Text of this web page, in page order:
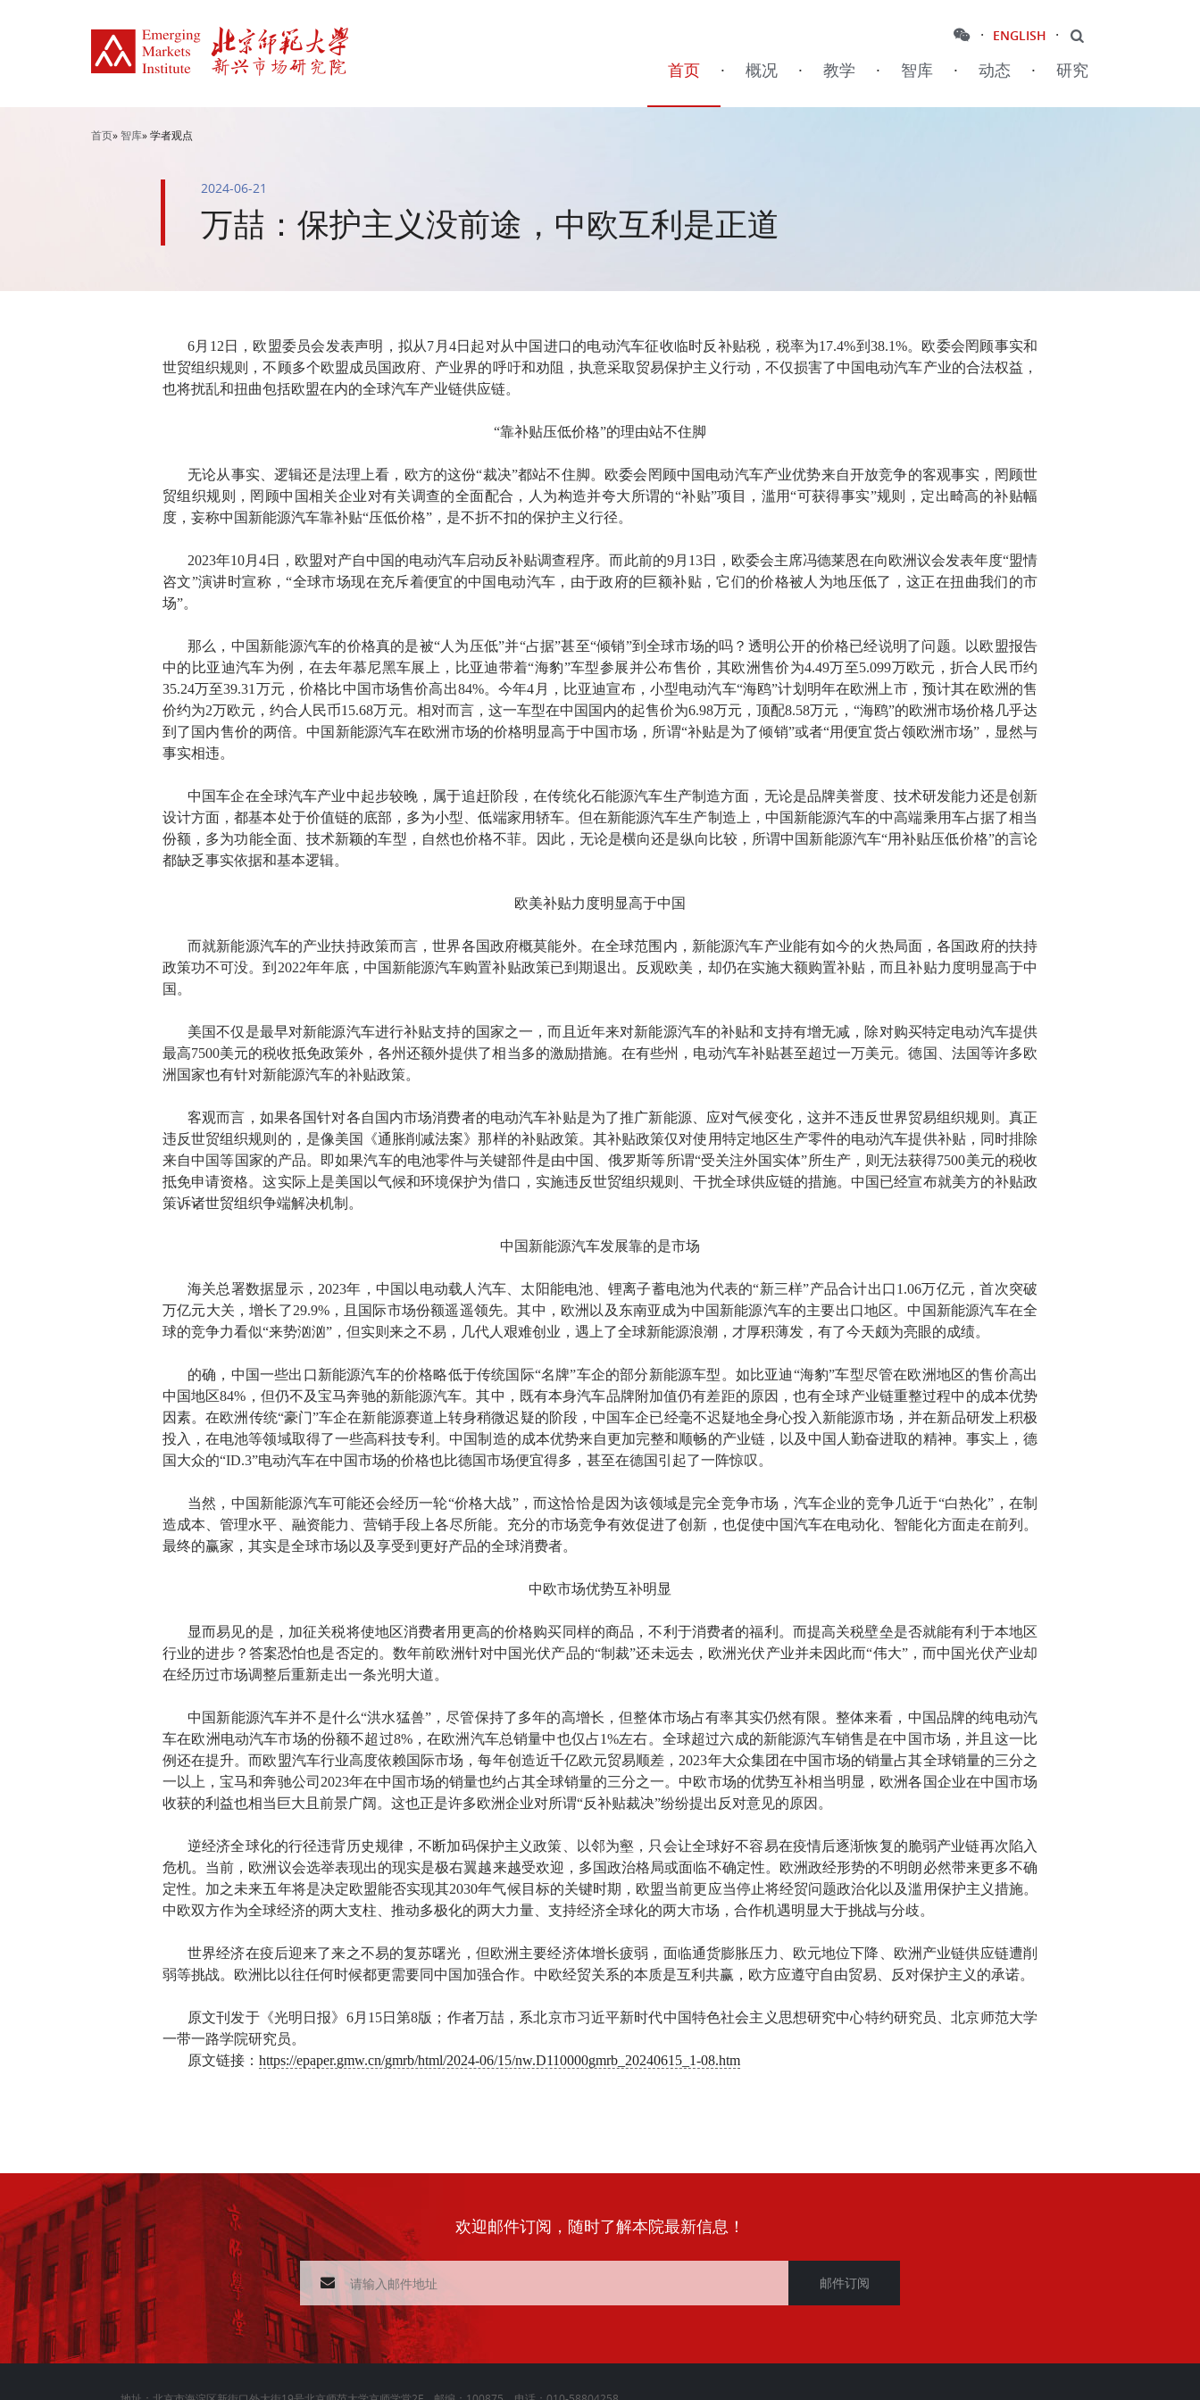
· ENGLISH ·
首页 · 概况 · 教学 · 智库 · 动态 · 研究
首页»智库» 学者观点
2024-06-21
万喆：保护主义没前途，中欧互利是正道
6月12日，欧盟委员会发表声明，拟从7月4日起对从中国进口的电动汽车征收临时反补贴税，税率为17.4%到38.1%。欧委会罔顾事实和
世贸组织规则，不顾多个欧盟成员国政府、产业界的呼吁和劝阻，执意采取贸易保护主义行动，不仅损害了中国电动汽车产业的合法权益，
也将扰乱和扭曲包括欧盟在内的全球汽车产业链供应链。
“靠补贴压低价格”的理由站不住脚
无论从事实、逻辑还是法理上看，欧方的这份“裁决”都站不住脚。欧委会罔顾中国电动汽车产业优势来自开放竞争的客观事实，罔顾世
贸组织规则，罔顾中国相关企业对有关调查的全面配合，人为构造并夸大所谓的“补贴”项目，滥用“可获得事实”规则，定出畸高的补贴幅
度，妄称中国新能源汽车靠补贴“压低价格”，是不折不扣的保护主义行径。
2023年10月4日，欧盟对产自中国的电动汽车启动反补贴调查程序。而此前的9月13日，欧委会主席冯德莱恩在向欧洲议会发表年度“盟情
咨文”演讲时宣称，“全球市场现在充斥着便宜的中国电动汽车，由于政府的巨额补贴，它们的价格被人为地压低了，这正在扭曲我们的市
场”。
那么，中国新能源汽车的价格真的是被“人为压低”并“占据”甚至“倾销”到全球市场的吗？透明公开的价格已经说明了问题。以欧盟报告
中的比亚迪汽车为例，在去年慕尼黑车展上，比亚迪带着“海豹”车型参展并公布售价，其欧洲售价为4.49万至5.099万欧元，折合人民币约
35.24万至39.31万元，价格比中国市场售价高出84%。今年4月，比亚迪宣布，小型电动汽车“海鸥”计划明年在欧洲上市，预计其在欧洲的售
价约为2万欧元，约合人民币15.68万元。相对而言，这一车型在中国国内的起售价为6.98万元，顶配8.58万元，“海鸥”的欧洲市场价格几乎达
到了国内售价的两倍。中国新能源汽车在欧洲市场的价格明显高于中国市场，所谓“补贴是为了倾销”或者“用便宜货占领欧洲市场”，显然与
事实相违。
中国车企在全球汽车产业中起步较晚，属于追赶阶段，在传统化石能源汽车生产制造方面，无论是品牌美誉度、技术研发能力还是创新
设计方面，都基本处于价值链的底部，多为小型、低端家用轿车。但在新能源汽车生产制造上，中国新能源汽车的中高端乘用车占据了相当
份额，多为功能全面、技术新颖的车型，自然也价格不菲。因此，无论是横向还是纵向比较，所谓中国新能源汽车“用补贴压低价格”的言论
都缺乏事实依据和基本逻辑。
欧美补贴力度明显高于中国
而就新能源汽车的产业扶持政策而言，世界各国政府概莫能外。在全球范围内，新能源汽车产业能有如今的火热局面，各国政府的扶持
政策功不可没。到2022年年底，中国新能源汽车购置补贴政策已到期退出。反观欧美，却仍在实施大额购置补贴，而且补贴力度明显高于中
国。
美国不仅是最早对新能源汽车进行补贴支持的国家之一，而且近年来对新能源汽车的补贴和支持有增无减，除对购买特定电动汽车提供
最高7500美元的税收抵免政策外，各州还额外提供了相当多的激励措施。在有些州，电动汽车补贴甚至超过一万美元。德国、法国等许多欧
洲国家也有针对新能源汽车的补贴政策。
客观而言，如果各国针对各自国内市场消费者的电动汽车补贴是为了推广新能源、应对气候变化，这并不违反世界贸易组织规则。真正
违反世贸组织规则的，是像美国《通胀削减法案》那样的补贴政策。其补贴政策仅对使用特定地区生产零件的电动汽车提供补贴，同时排除
来自中国等国家的产品。即如果汽车的电池零件与关键部件是由中国、俄罗斯等所谓“受关注外国实体”所生产，则无法获得7500美元的税收
抵免申请资格。这实际上是美国以气候和环境保护为借口，实施违反世贸组织规则、干扰全球供应链的措施。中国已经宣布就美方的补贴政
策诉诸世贸组织争端解决机制。
中国新能源汽车发展靠的是市场
海关总署数据显示，2023年，中国以电动载人汽车、太阳能电池、锂离子蓄电池为代表的“新三样”产品合计出口1.06万亿元，首次突破
万亿元大关，增长了29.9%，且国际市场份额遥遥领先。其中，欧洲以及东南亚成为中国新能源汽车的主要出口地区。中国新能源汽车在全
球的竞争力看似“来势汹汹”，但实则来之不易，几代人艰难创业，遇上了全球新能源浪潮，才厚积薄发，有了今天颇为亮眼的成绩。
的确，中国一些出口新能源汽车的价格略低于传统国际“名牌”车企的部分新能源车型。如比亚迪“海豹”车型尽管在欧洲地区的售价高出
中国地区84%，但仍不及宝马奔驰的新能源汽车。其中，既有本身汽车品牌附加值仍有差距的原因，也有全球产业链重整过程中的成本优势
因素。在欧洲传统“豪门”车企在新能源赛道上转身稍微迟疑的阶段，中国车企已经毫不迟疑地全身心投入新能源市场，并在新品研发上积极
投入，在电池等领域取得了一些高科技专利。中国制造的成本优势来自更加完整和顺畅的产业链，以及中国人勤奋进取的精神。事实上，德
国大众的“ID.3”电动汽车在中国市场的价格也比德国市场便宜得多，甚至在德国引起了一阵惊叹。
当然，中国新能源汽车可能还会经历一轮“价格大战”，而这恰恰是因为该领域是完全竞争市场，汽车企业的竞争几近于“白热化”，在制
造成本、管理水平、融资能力、营销手段上各尽所能。充分的市场竞争有效促进了创新，也促使中国汽车在电动化、智能化方面走在前列。
最终的赢家，其实是全球市场以及享受到更好产品的全球消费者。
中欧市场优势互补明显
显而易见的是，加征关税将使地区消费者用更高的价格购买同样的商品，不利于消费者的福利。而提高关税壁垒是否就能有利于本地区
行业的进步？答案恐怕也是否定的。数年前欧洲针对中国光伏产品的“制裁”还未远去，欧洲光伏产业并未因此而“伟大”，而中国光伏产业却
在经历过市场调整后重新走出一条光明大道。
中国新能源汽车并不是什么“洪水猛兽”，尽管保持了多年的高增长，但整体市场占有率其实仍然有限。整体来看，中国品牌的纯电动汽
车在欧洲电动汽车市场的份额不超过8%，在欧洲汽车总销量中也仅占1%左右。全球超过六成的新能源汽车销售是在中国市场，并且这一比
例还在提升。而欧盟汽车行业高度依赖国际市场，每年创造近千亿欧元贸易顺差，2023年大众集团在中国市场的销量占其全球销量的三分之
一以上，宝马和奔驰公司2023年在中国市场的销量也约占其全球销量的三分之一。中欧市场的优势互补相当明显，欧洲各国企业在中国市场
收获的利益也相当巨大且前景广阔。这也正是许多欧洲企业对所谓“反补贴裁决”纷纷提出反对意见的原因。
逆经济全球化的行径违背历史规律，不断加码保护主义政策、以邻为壑，只会让全球好不容易在疫情后逐渐恢复的脆弱产业链再次陷入
危机。当前，欧洲议会选举表现出的现实是极右翼越来越受欢迎，多国政治格局或面临不确定性。欧洲政经形势的不明朗必然带来更多不确
定性。加之未来五年将是决定欧盟能否实现其2030年气候目标的关键时期，欧盟当前更应当停止将经贸问题政治化以及滥用保护主义措施。
中欧双方作为全球经济的两大支柱、推动多极化的两大力量、支持经济全球化的两大市场，合作机遇明显大于挑战与分歧。
世界经济在疫后迎来了来之不易的复苏曙光，但欧洲主要经济体增长疲弱，面临通货膨胀压力、欧元地位下降、欧洲产业链供应链遭削
弱等挑战。欧洲比以往任何时候都更需要同中国加强合作。中欧经贸关系的本质是互利共赢，欧方应遵守自由贸易、反对保护主义的承诺。
原文刊发于《光明日报》 6月15日第8版； 作者万喆，系北京市习近平新时代中国特色社会主义思想研究中心特约研究员、北京师范大学
一带一路学院研究员。
原文链接： https://epaper.gmw.cn/gmrb/html/2024-06/15/nw.D110000gmrb_20240615_1-08.htm
欢迎邮件订阅，随时了解本院最新信息！
邮件订阅